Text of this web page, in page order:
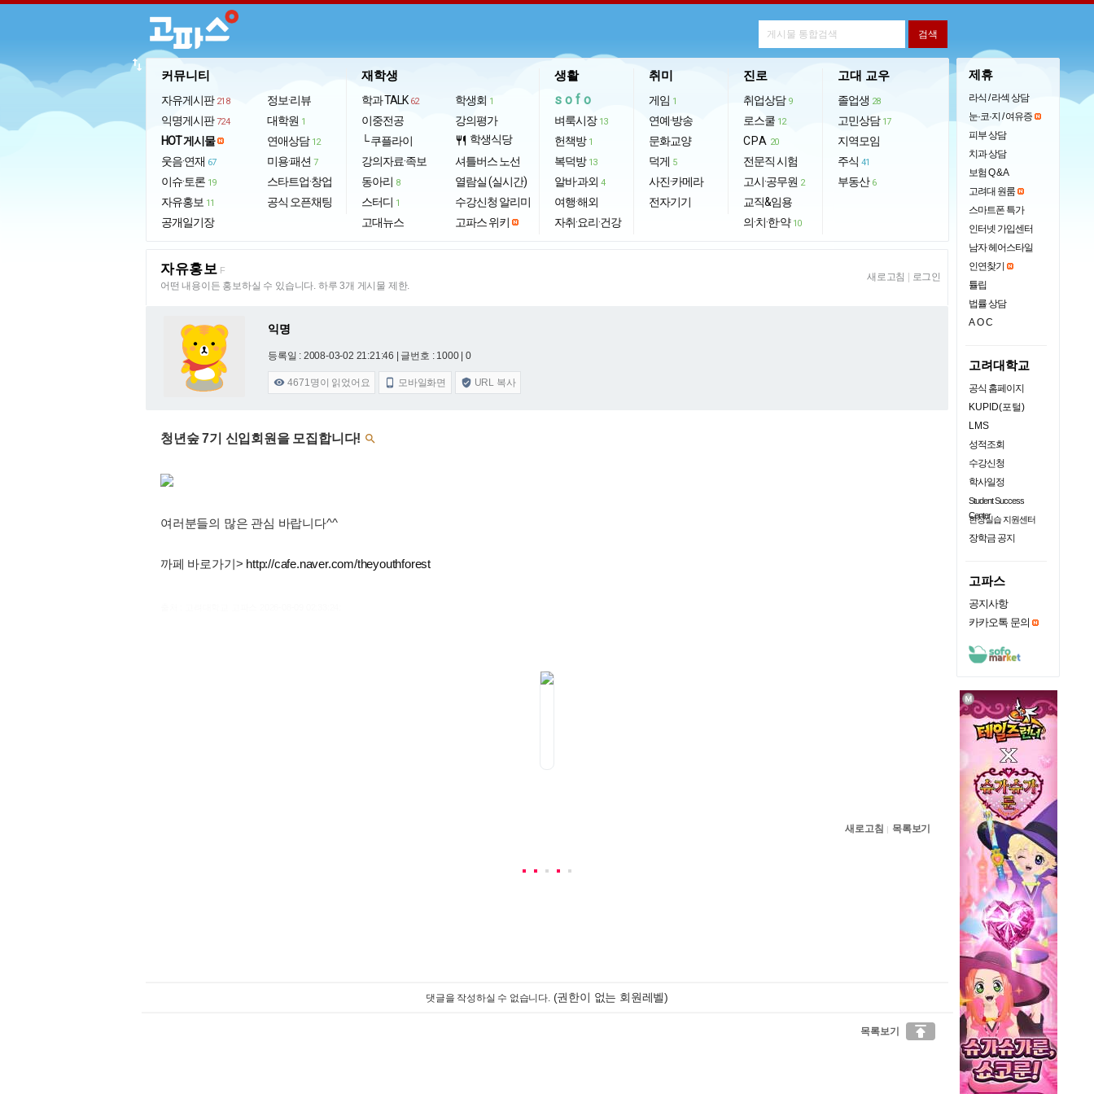
커뮤니티
자유게시판 218
익명게시판 724
HOT 게시물
웃음·연재 67
이슈·토론 19
자유홍보 11
공개일기장
정보·리뷰
대학원 1
연애상담 12
미용·패션 7
스타트업·창업
공식 오픈채팅
재학생
학과 TALK 62
이중전공
└ 쿠플라이
강의자료·족보
동아리 8
스터디 1
고대뉴스
학생회 1
강의평가
restaurant 학생식당
셔틀버스 노선
열람실 (실시간)
수강신청 알리미
고파스 위키
생활
sofo
벼룩시장 13
헌책방 1
복덕방 13
알바·과외 4
여행·해외
자취·요리·건강
취미
게임 1
연예·방송
문화교양
덕게 5
사진·카메라
전자기기
진로
취업상담 9
로스쿨 12
CPA 20
전문직 시험
고시·공무원 2
교직&임용
의·치·한·약 10
고대 교우
졸업생 28
고민상담 17
지역모임
주식 41
부동산 6
import_export
자유홍보 F
어떤 내용이든 홍보하실 수 있습니다. 하루 3개 게시물 제한.
새로고침 로그인
익명
등록일 : 2008-03-02 21:21:46 | 글번호 : 1000 | 0
 4671명이 읽었어요  모바일화면  URL 복사
청년숲 7기 신입회원을 모집합니다! 
여러분들의 많은 관심 바랍니다^^
까페 바로가기> http://cafe.naver.com/theyouthforest
새로고침 | 목록보기
댓글을 작성하실 수 없습니다. (권한이 없는 회원레벨)
목록보기 
제휴
라식 / 라섹 상담
눈·코·지 / 여유증
피부 상담
치과 상담
보험 Q & A
고려대 원룸
스마트폰 특가
인터넷 가입센터
남자 헤어스타일
인연찾기
튤립
법률 상담
AOC
고려대학교
공식 홈페이지
KUPID(포털)
LMS
성적조회
수강신청
학사일정
Student Success
Center
현장실습 지원센터
장학금 공지
고파스
공지사항
카카오톡 문의